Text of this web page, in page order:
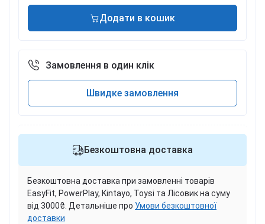
Додати в кошик
Замовлення в один клік
Швидке замовлення
Безкоштовна доставка
Безкоштовна доставка при замовленні товарів
EasyFit, PowerPlay, Kintayo, Toysi та Лісовик на суму
від 3000₴. Детальніше про Умови безкоштовної
доставки